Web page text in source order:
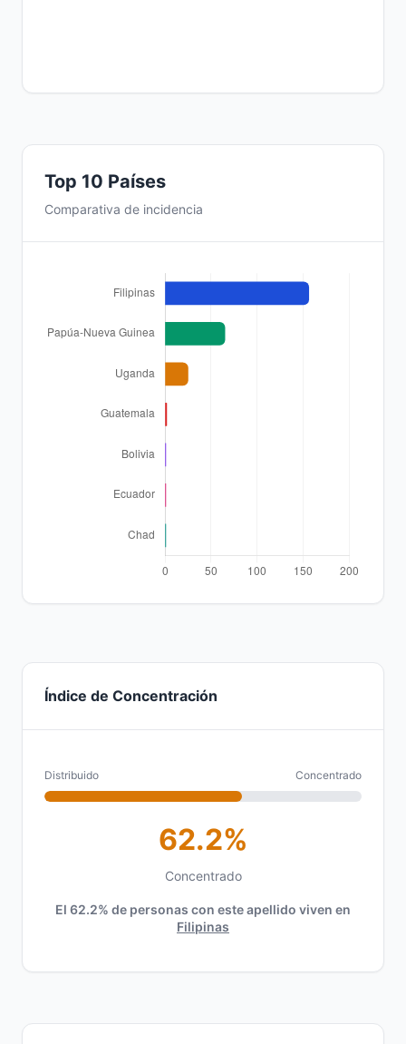
Top 10 Países
Comparativa de incidencia
Índice de Concentración
Distribuido Concentrado
62.2%
Concentrado
El 62.2% de personas con este apellido viven en
Filipinas